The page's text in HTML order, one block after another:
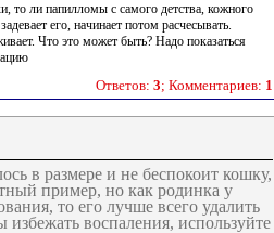
то ли папилломы с самого детства, кожного
его, начинает потом расчесывать.
Что это может быть? Надо показаться
Ответов: 3; Комментариев: 1
в размере и не беспокоит кошку,
пример, но как родинка у
то его лучше всего удалить
воспаления, используйте